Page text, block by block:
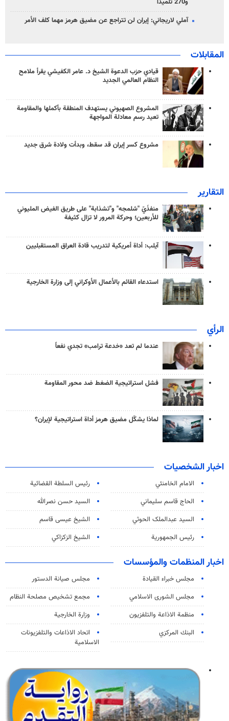
و270 تلميذاً
آملي لاريجاني: إيران لن تتراجع عن مضيق هرمز مهما كلف الأمر
المقابلات
قيادي حزب الدعوة الشيخ د. عامر الكفيشي يقرأ ملامح
النظام العالمي الجديد
المشروع الصهيوني يستهدف المنطقة بأكملها والمقاومة
تعيد رسم معادلة المواجهة
مشروع كسر إيران قد سقط، وبدأت ولادة شرق جديد
التقارير
منفذَيّ "شلمجه" و"تشذابة" على طريق الفيض المليوني
للأربعين؛ وحركة المرور لا تزال كثيفة
آيلب: أداة أمريكية لتدريب قادة العراق المستقبليين
استدعاء القائم بالأعمال الأوكراني إلى وزارة الخارجية
الرأي
عندما لم تعد «خدعة ترامب» تجدي نفعاً
فشل استراتيجية الضغط ضد محور المقاومة
لماذا يشكّل مضيق هرمز أداة استراتيجية لإيران؟
اخبار الشخصيات
الامام الخامنئي
رئیس السلطة القضائیة
الحاج قاسم سليماني
السيد حسن نصرالله
السید عبدالملک الحوثي
الشيخ عيسى قاسم
رئيس الجمهورية
الشيخ الزكزاكي
اخبار المنظمات والمؤسسات
مجلس خبراء القيادة
مجلس صيانة الدستور
مجلس الشورى الاسلامي
مجمع تشخيص مصلحة النظام
منظمة الاذاعة والتلفزیون
وزارة الخارجية
البنك المركزي
اتحاد الاذاعات والتلفزيونات
الاسلامية